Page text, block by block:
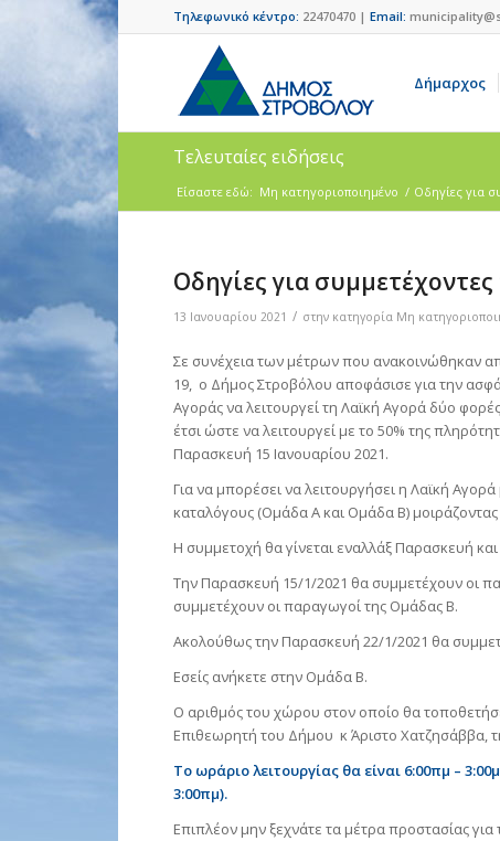
Τηλεφωνικό κέντρο: 22470470 | Email:
Δήμαρχος
Τελευταίες ειδήσεις
Είσαστε εδώ: Μη κατηγοριοποιημένο / Οδηγίες για
Οδηγίες για
13 Ιανουαρίου 2021 / στην κατηγορία Μη
Σε συνέχεια των μέτρων που ανακοινώθηκαν
19, ο Δήμος Στροβόλου αποφάσισε για την
Αγοράς να λειτουργεί τη Λαϊκή Αγορά δύο
έτσι ώστε να λειτουργεί με το 50% της
Παρασκευή 15 Ιανουαρίου 2021.
Για να μπορέσει να λειτουργήσει η Λαϊκή
καταλόγους (Ομάδα Α και Ομάδα Β)
Η συμμετοχή θα γίνεται εναλλάξ Παρασκευή και
Την Παρασκευή 15/1/2021 θα συμμετέχουν οι
συμμετέχουν οι παραγωγοί της Ομάδας Β.
Ακολούθως την Παρασκευή 22/1/2021 θα
Εσείς ανήκετε στην Ομάδα Β.
Ο αριθμός του χώρου στον οποίο θα
Επιθεωρητή του Δήμου κ Άριστο Χατζησάββα,
Το ωράριο λειτουργίας θα είναι 6:00πμ –
3:00πμ).
Επιπλέον μην ξεχνάτε τα μέτρα προστασίας